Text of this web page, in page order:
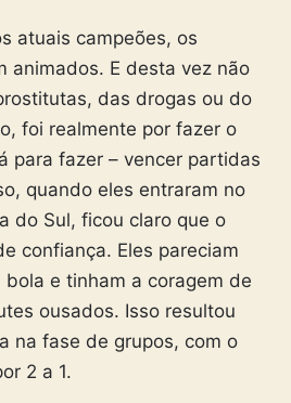
atuais campeões, os
animados. E desta vez não
das drogas ou do
foi realmente por fazer o
para fazer – vencer partidas
quando eles entraram no
do Sul, ficou claro que o
confiança. Eles pareciam
e tinham a coragem de
ousados. Isso resultou
na fase de grupos, com o
2 a 1.